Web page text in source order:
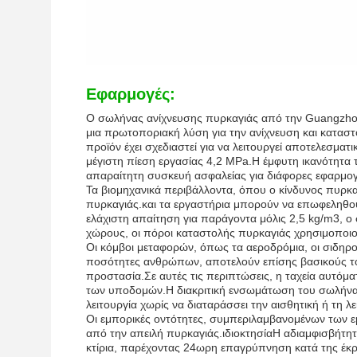
Εφαρμογές:
Ο σωλήνας ανίχνευσης πυρκαγιάς από την
μια πρωτοποριακή λύση για την ανίχνευση και
προϊόν έχει σχεδιαστεί για να λειτουργεί
μέγιστη πίεση εργασίας 4,2 MPa.Η έμφυτη
απαραίτητη συσκευή ασφαλείας για διάφορες
Τα βιομηχανικά περιβάλλοντα, όπου ο κίνδυνος
πυρκαγιάς.και τα εργαστήρια μπορούν να
ελάχιστη απαίτηση για παράγοντα μόλις 2,5 kg/m3, ο
χώρους, οι πόροι καταστολής πυρκαγιάς
Οι κόμβοι μεταφορών, όπως τα αεροδρόμια, οι
ποσότητες ανθρώπων, αποτελούν επίσης βασικούς
προστασία.Σε αυτές τις περιπτώσεις, η ταχεία
των υποδομών.Η διακριτική ενσωμάτωση του σωλήνα
λειτουργία χωρίς να διαταράσσει την αισθητική ή τη
Οι εμπορικές οντότητες, συμπεριλαμβανομένων των
από την απειλή πυρκαγιάς.ιδιοκτησίαΗ
κτίρια, παρέχοντας 24ωρη επαγρύπνηση κατά της